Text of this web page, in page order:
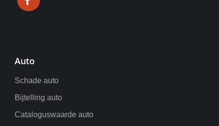
Auto
Schade auto
Bijtelling auto
Cataloguswaarde auto